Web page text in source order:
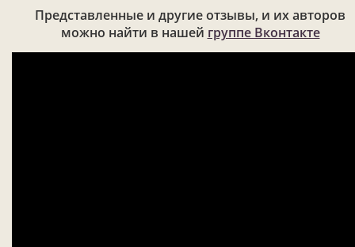
Представленные и другие отзывы, и их авторов
можно найти в нашей группе Вконтакте